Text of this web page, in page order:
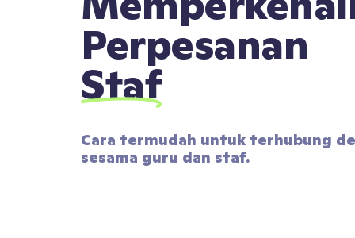
Perpesanan
Staf
Cara termudah untuk terhubung
sesama guru dan staf.